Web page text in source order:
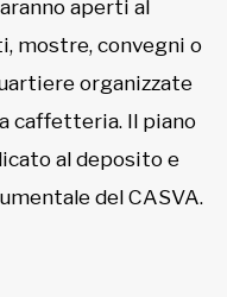
aperti al
mostre, convegni o
organizzate
caffetteria. Il piano
al deposito e
del CASVA.